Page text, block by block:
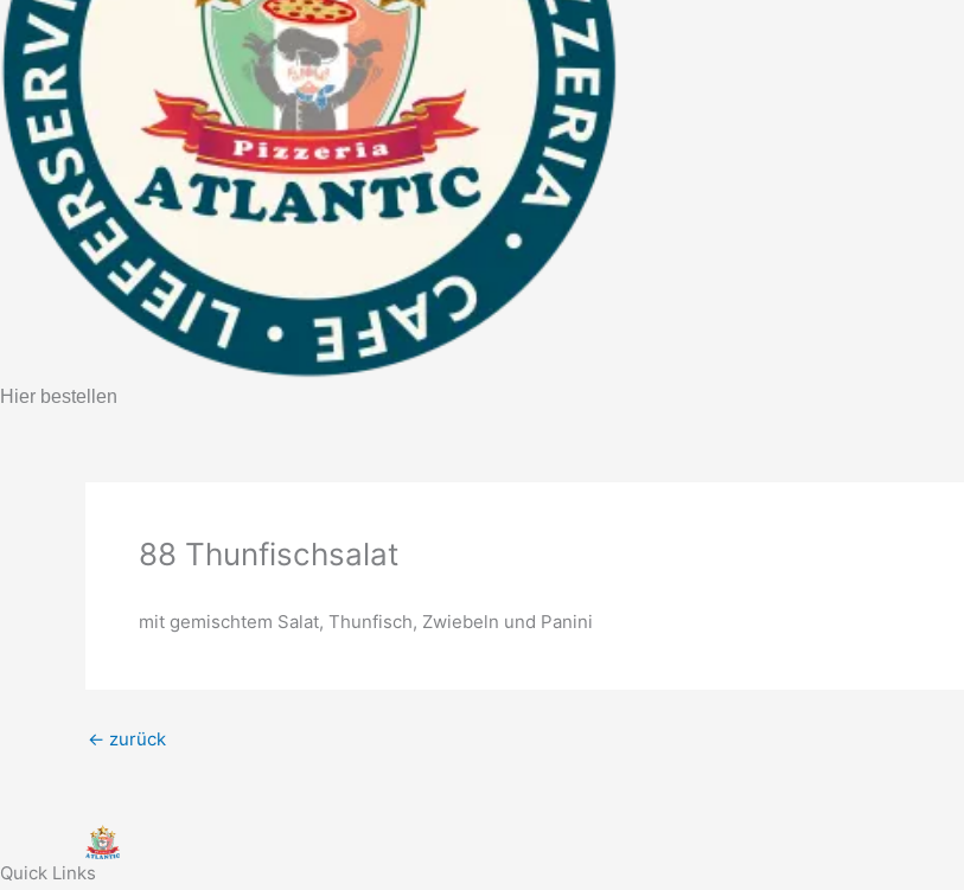
Hier bestellen
88 Thunfischsalat
mit gemischtem Salat, Thunfisch, Zwiebeln und Panini
← zurück
Quick Links